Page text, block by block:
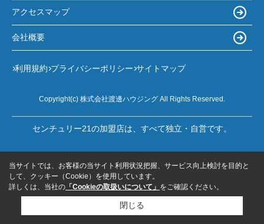
アクセスマップ
会社概要
利用規約 プライバシーポリシー サイトマップ
Copyright(c) 株式会社渡邊ハウジング All Rights Reserved.
センチュリー21の加盟店は、すべて独立・自営です。
当サイトでは、お客様の当サイト利用状況把握、サービス向上検討を目的と
して、クッキー（Cookie）を使用しています。
詳しくは、当社の 「Cookieの取扱いについて」 をご確認ください。
閉じる